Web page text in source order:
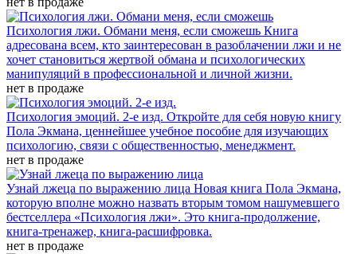
Психология лжи. Обмани меня, если сможешь Книга
адресована всем, кто заинтересован в разоблачении лжи и не
хочет становиться жертвой обмана и психологических
манипуляций в профессиональной и личной жизни.
нет в продаже
Психология эмоций. 2-е изд. Откройте для себя новую книгу
Пола Экмана, ценнейшее учебное пособие для изучающих
психологию, связи с общественностью, менеджмент.
нет в продаже
Узнай лжеца по выражению лица Новая книга Пола Экмана,
которую вполне можно назвать вторым томом нашумевшего
бестселлера «Психология лжи». Это книга-продолжение,
книга-тренажер, книга-расшифровка.
нет в продаже